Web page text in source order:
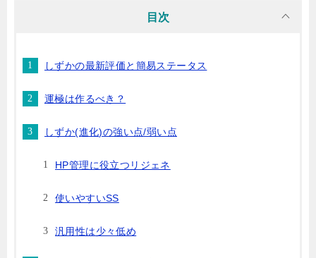
目次
しずかの最新評価と簡易ステータス
運極は作るべき？
しずか(進化)の強い点/弱い点
HP管理に役立つリジェネ
使いやすいSS
汎用性は少々低め